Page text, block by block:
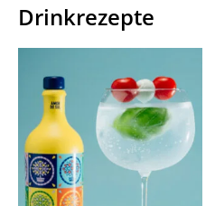
Drinkrezepte